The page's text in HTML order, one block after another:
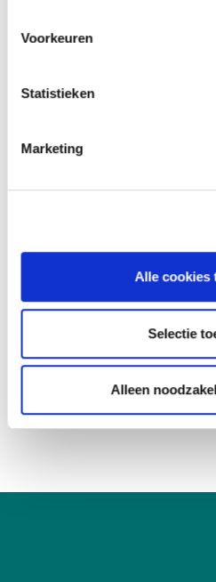
Voorkeuren
Statistieken
Marketing
Alle cookies
Selectie
Alleen
Studiepunten
kun je1studie-uren rekenen.